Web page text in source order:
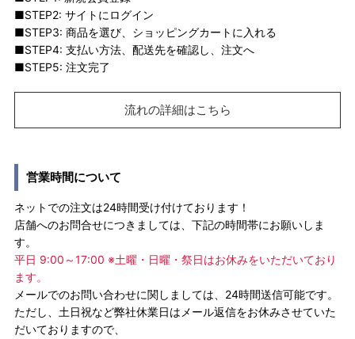
■STEP2: サイトにログイン
■STEP3: 商品を選び、ショッピングカートに入れる
■STEP4: 支払い方法、配送先を確認し、注文へ
■STEP5: 注文完了
流れの詳細はこちら
営業時間について
ネットでの注文は24時間受け付けております！
店舗へのお問合せにつきましては、下記の時間帯にお願いしま
す。
平日 9:00～17:00 ※土曜・日曜・祭日はお休みをいただいており
ます。
メールでのお問い合わせに関しましては、24時間送信可能です。
ただし、土日祝など弊社休業日はメール返信をお休みさせていた
だいておりますので、